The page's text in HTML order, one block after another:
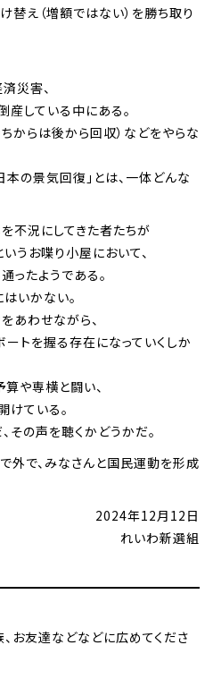
え（増額ではない）を勝ち取り
災害、
している中にある。
からは後から回収）などをやらな
本の景気回復」とは、一体どんな
不況にしてきた者たちが
うお喋り小屋において、
たようである。
いかない。
あわせながら、
ートを握る存在になっていくしか
や専横と闘い、
ている。
その声を聴くかどうかだ。
外で、みなさんと国民運動を形成
2024年12月12日
れいわ新選組
お友達などなどに広めてくださ